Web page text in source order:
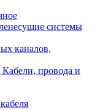
системы
каналов,
Кабели, провода и